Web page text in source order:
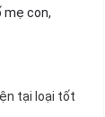
mẹ con,
tại loại tốt